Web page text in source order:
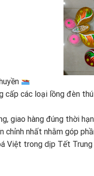
cấp các loại lồng đèn
giao hàng đúng thời
chỉnh nhất nhằm góp
Việt trong dịp Tết Trung